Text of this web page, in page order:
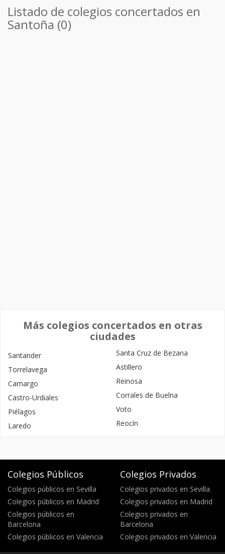
Listado de colegios concertados en
Santoña (0)
Más colegios concertados en otras
ciudades
Santander
Torrelavega
Camargo
Castro-Urdiales
Piélagos
Laredo
Santa Cruz de Bezana
Astillero
Reinosa
Corrales de Buelna
Voto
Reocín
Colegios Públicos
Colegios públicos en Sevilla
Colegios públicos en Madrid
Colegios públicos en
Barcelona
Colegios públicos en Valencia
Colegios Privados
Colegios privados en Sevilla
Colegios privados en Madrid
Colegios privados en
Barcelona
Colegios privados en Valencia